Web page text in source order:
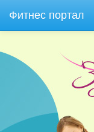
Фитнес портал